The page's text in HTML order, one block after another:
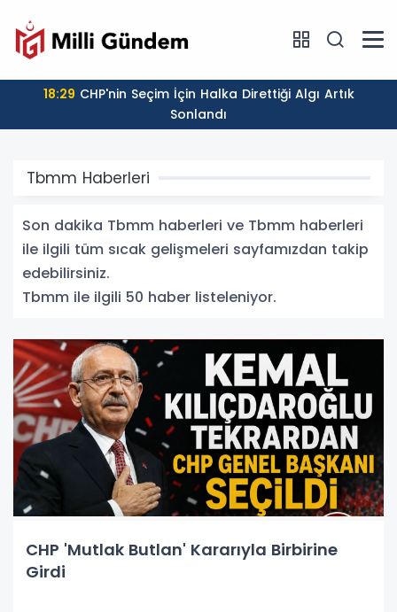
18:29
Sonlandı
Tbmm Haberleri
Son dakika Tbmm haberleri ve Tbmm haberleri
ile ilgili tüm sıcak gelişmeleri sayfamızdan takip
edebilirsiniz.
Tbmm ile ilgili 50 haber listeleniyor.
CHP 'Mutlak Butlan' Kararıyla Birbirine
Girdi